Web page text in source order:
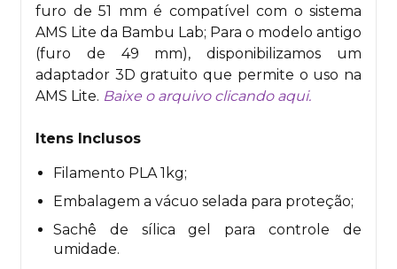
furo de 51 mm é compatível com o sistema
AMS Lite da Bambu Lab; Para o modelo antigo
(furo de 49 mm), disponibilizamos um
adaptador 3D gratuito que permite o uso na
AMS Lite. Baixe o arquivo clicando aqui.
Itens Inclusos
Filamento PLA 1kg;
Embalagem a vácuo selada para proteção;
Sachê de sílica gel para controle de
umidade.